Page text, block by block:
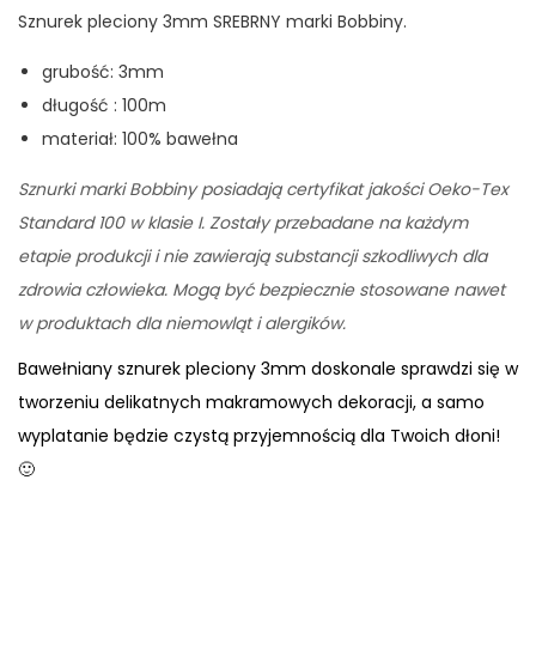
.
Sznurek pleciony 3mm SREBRNY marki Bobbiny.
grubość: 3mm
długość : 100m
materiał: 100% bawełna
Sznurki marki Bobbiny posiadają certyfikat jakości Oeko-Tex
Standard 100 w klasie I. Zostały przebadane na każdym
etapie produkcji i nie zawierają substancji szkodliwych dla
zdrowia człowieka. Mogą być bezpiecznie stosowane nawet
w produktach dla niemowląt i alergików.
Bawełniany sznurek pleciony 3mm doskonale sprawdzi się w
tworzeniu delikatnych makramowych dekoracji, a samo
wyplatanie będzie czystą przyjemnością dla Twoich dłoni!
🙂